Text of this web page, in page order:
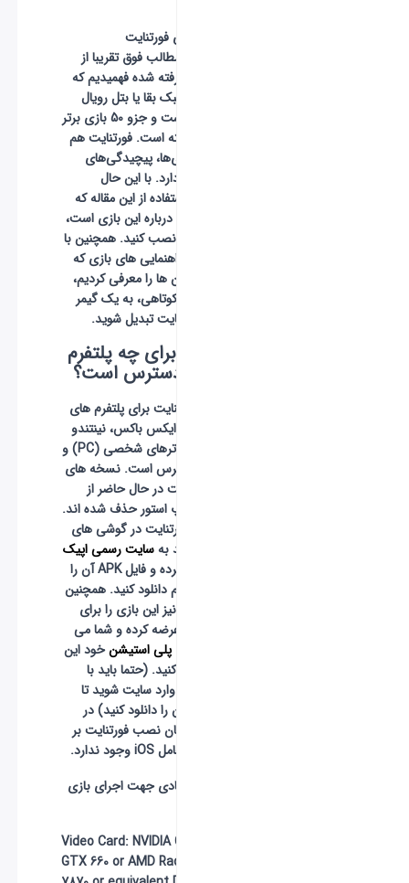
که مطالب فوق تقریبا از
مجله پلازا برگرفته شده فهمیدیم که
این بازی در سبک بقا یا بتل رویال
ساخته شده است و جزو 50 بازی برتر
فورتنایتهم
مانند سایر بازی‌ها، پیچیدگی‌های
می‌توانید با استفاده از این مقاله که
راهنمای کاملی درباره این بازی است،
آن را دانلود و نصب کنید. همچنین با
به کار بستن راهنمایی‌ های بازی که
در این مقاله آن‌ ها را معرفی کردیم،
در مدت زمان کوتاهی، به یک گیمر
حرفه‌ ای فورتنایت تبدیل شوید.
فورتنایت برای چه پلتفرم
هایی در دسترس است؟
هم اکنون فورتنایت برای پلتفرم های
پلی استیشن، ایکس باکس، نینتندو
سوییچ، کامپیوترهای شخصی (PC) و
موبایل در دسترس است. نسخه های
موبایل فورتنایت در حال حاضر از
گوگل پلی و اپ استور حذف شده اند.
برای نصب فورتنایت در گوشی های
سایت رسمی اپیک
مراجعه کرده و فایل APK آن را
به طور مستقیم دانلود کنید. همچنین
نیز این بازی را برای
پلی استیشن عرضه کرده و شما می
خود این
بازی را دانلود کنید. (حتما باید با
مرورگر موبایل وارد سایت شوید تا
بتوانید فایل آن را دانلود کنید) در
حال حاضر امکان نصب فورتنایت بر
سیستم پیشنهادی جهت اجرای بازی
Video Card:
GTX 660 or AMD Radeon HD